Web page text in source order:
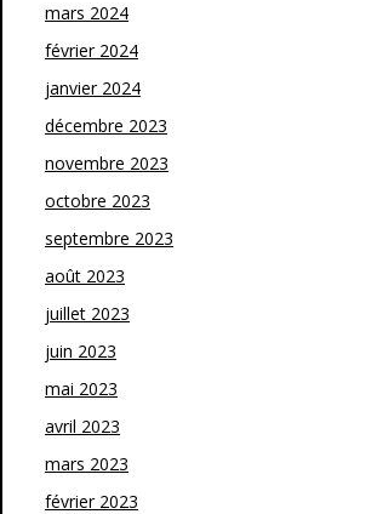
mars 2024
février 2024
janvier 2024
décembre 2023
novembre 2023
octobre 2023
septembre 2023
août 2023
juillet 2023
juin 2023
mai 2023
avril 2023
mars 2023
février 2023